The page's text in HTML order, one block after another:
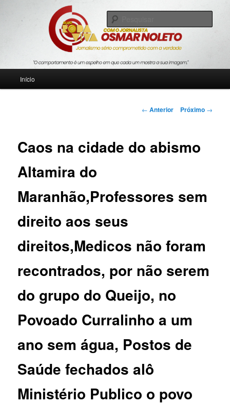
Blog Roda Viva
Jornalismo sério comprometido com a verdade
Início
Navegação
← Anterior Próximo →
Caos na cidade do abismo
Altamira do
Maranhão,Professores sem
direito aos seus
direitos,Medicos não foram
recontrados, por não serem
do grupo do Queijo, no
Povoado Curralinho a um
ano sem água, Postos de
Saúde fechados alô
Ministério Publico o povo